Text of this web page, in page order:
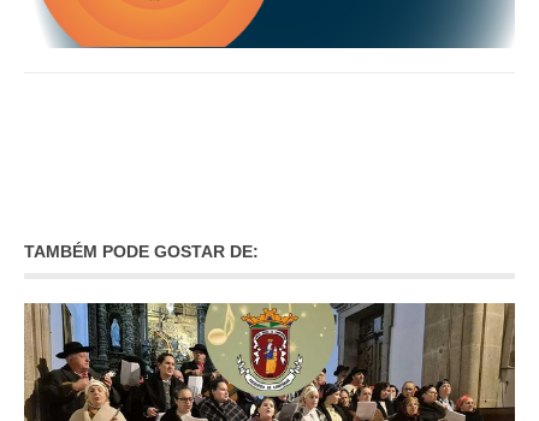
TAMBÉM PODE GOSTAR DE: